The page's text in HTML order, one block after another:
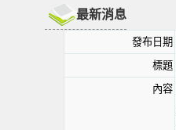
最新消息
發布日期
標題
內容